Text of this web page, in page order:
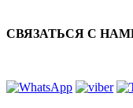
СВЯЗАТЬСЯ С